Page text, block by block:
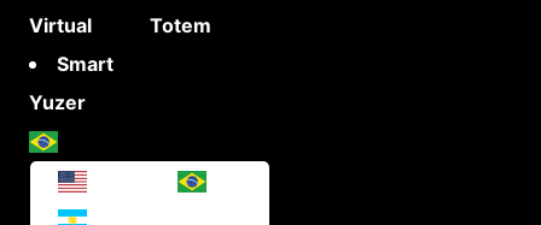
Virtual
Totem
Smart
Yuzer